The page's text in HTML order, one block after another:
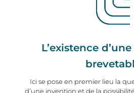
L’existence
Ici se pose en premier lieu la
d’une invention et de la